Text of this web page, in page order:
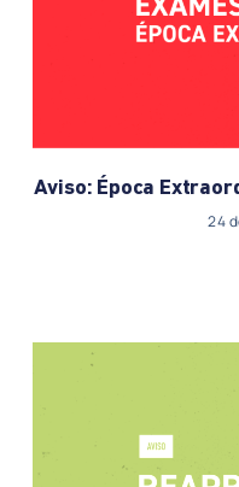
Aviso: Época
24